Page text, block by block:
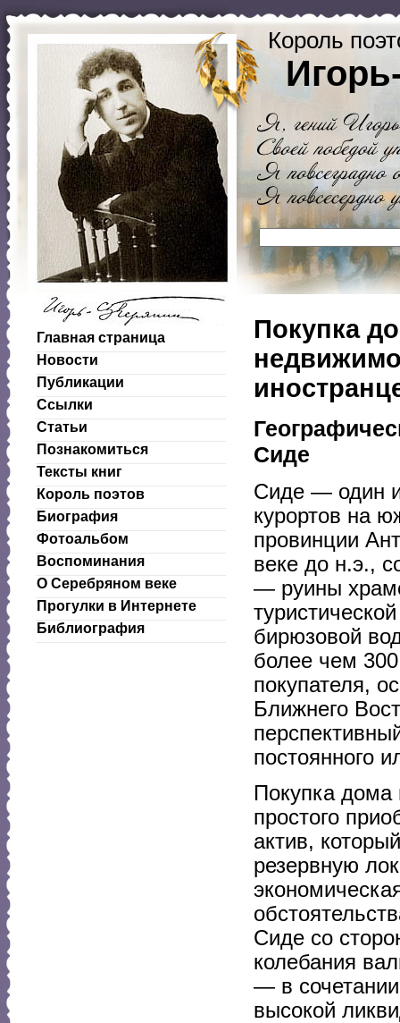
Король
Главная страница
Новости
Публикации
Ссылки
Статьи
Познакомиться
Тексты книг
Король поэтов
Биография
Фотоальбом
Воспоминания
О Серебряном веке
Прогулки в Интернете
Библиография
Покупка
Сиде
Сиде — один
курортов на
провинции
веке до н.э.,
— руины
бирюзовой
более чем
покупателя,
Ближнего
постоянного
Покупка
простого
актив,
резервную
Сиде со
колебания
— в сочетании
высокой